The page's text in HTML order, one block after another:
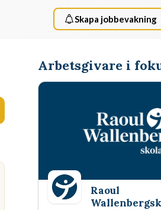
Skapa jobbevakning
Arbetsgivare i
Raoul